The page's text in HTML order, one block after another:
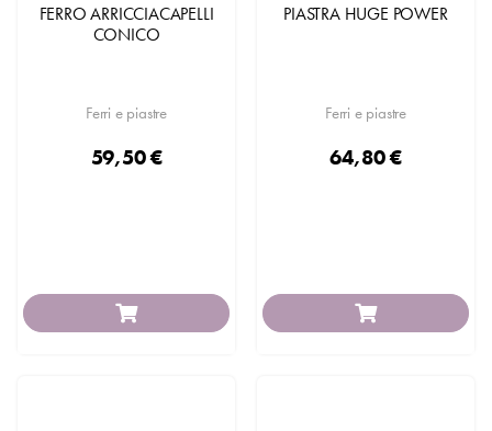
FERRO ARRICCIACAPELLI
CONICO
Ferri e piastre
59,50 €
PIASTRA HUGE POWER
Ferri e piastre
64,80 €